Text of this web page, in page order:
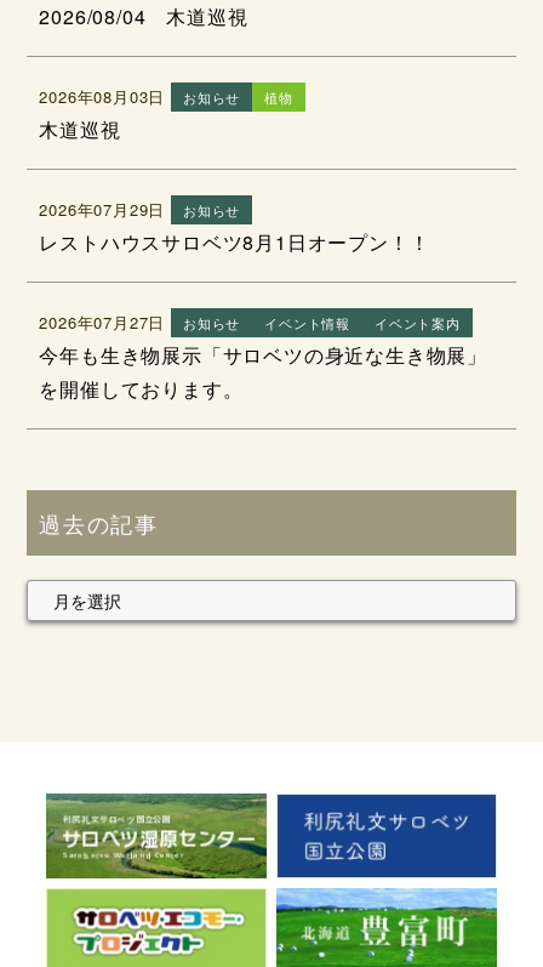
2026/08/04 木道巡視
2026年08月03日 お知らせ 植物
木道巡視
2026年07月29日 お知らせ
レストハウスサロベツ8月1日オープン！！
2026年07月27日 お知らせ イベント情報 イベント案内
今年も生き物展示「サロベツの身近な生き物展」
を開催しております。
過去の記事